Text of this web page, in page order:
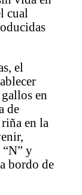
cual
el
en
de
en la
y
bordo de